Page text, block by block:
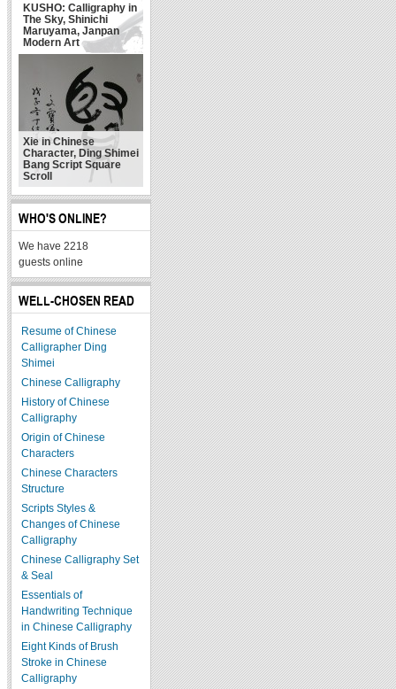
KUSHO: Calligraphy in
The Sky, Shinichi
Maruyama, Janpan
Modern Art
Xie in Chinese
Character, Ding Shimei
Bang Script Square
Scroll
WHO'S ONLINE?
We have 2218
guests online
WELL-CHOSEN READ
Resume of Chinese
Calligrapher Ding
Shimei
Chinese Calligraphy
History of Chinese
Calligraphy
Origin of Chinese
Characters
Chinese Characters
Structure
Scripts Styles &
Changes of Chinese
Calligraphy
Chinese Calligraphy Set
& Seal
Essentials of
Handwriting Technique
in Chinese Calligraphy
Eight Kinds of Brush
Stroke in Chinese
Calligraphy